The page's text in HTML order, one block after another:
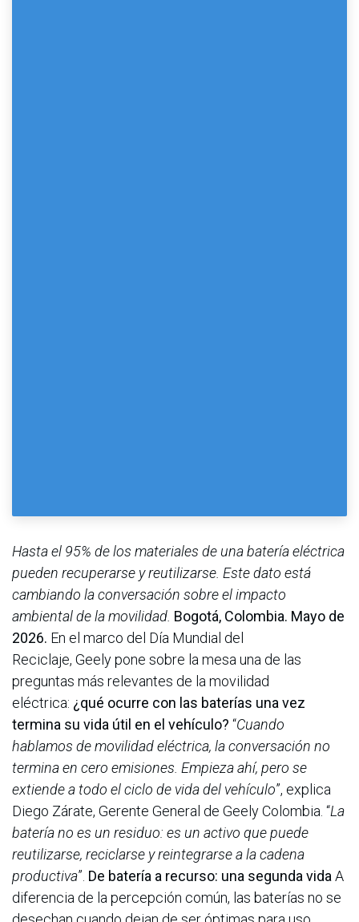
Hasta el 95% de los materiales de una batería eléctrica
pueden recuperarse y reutilizarse. Este dato está
cambiando la conversación sobre el impacto
ambiental de la movilidad. Bogotá, Colombia. Mayo de
2026. En el marco del Día Mundial del
Reciclaje, Geely pone sobre la mesa una de las
preguntas más relevantes de la movilidad
eléctrica: ¿qué ocurre con las baterías una vez
termina su vida útil en el vehículo? “Cuando
hablamos de movilidad eléctrica, la conversación no
termina en cero emisiones. Empieza ahí, pero se
extiende a todo el ciclo de vida del vehículo”, explica
Diego Zárate, Gerente General de Geely Colombia. “La
batería no es un residuo: es un activo que puede
reutilizarse, reciclarse y reintegrarse a la cadena
productiva”. De batería a recurso: una segunda vida A
diferencia de la percepción común, las baterías no se